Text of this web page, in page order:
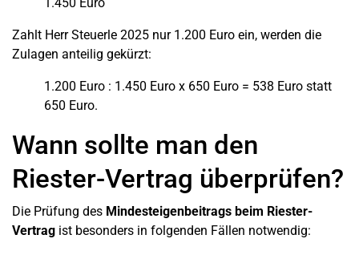
Zahlt Herr Steuerle 2025 nur 1.200 Euro ein, werden die
Zulagen anteilig gekürzt:
1.200 Euro : 1.450 Euro x 650 Euro = 538 Euro statt
650 Euro.
Wann sollte man den
Riester-Vertrag überprüfen?
Die Prüfung des Mindesteigenbeitrags beim Riester-
Vertrag ist besonders in folgenden Fällen notwendig: